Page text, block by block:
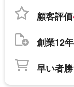
顧客評価
創業12年
早い者